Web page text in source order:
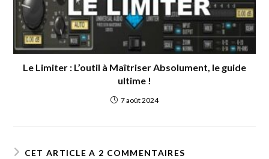
Le Limiter : L’outil à Maîtriser Absolument, le guide
ultime !
7 août 2024
CET ARTICLE A 2 COMMENTAIRES